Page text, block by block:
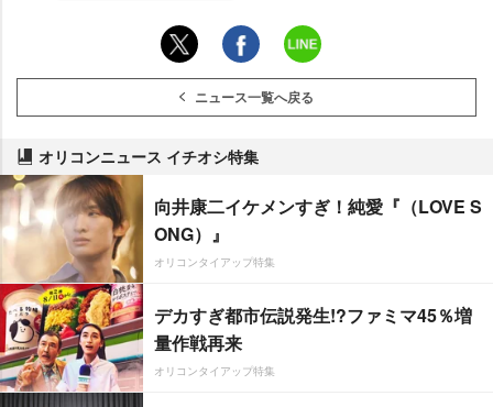
ニュース一覧へ戻る
オリコンニュース イチオシ特集
向井康二イケメンすぎ！純愛『（LOVE S
ONG）』
オリコンタイアップ特集
デカすぎ都市伝説発生!?ファミマ45％増
量作戦再来
オリコンタイアップ特集